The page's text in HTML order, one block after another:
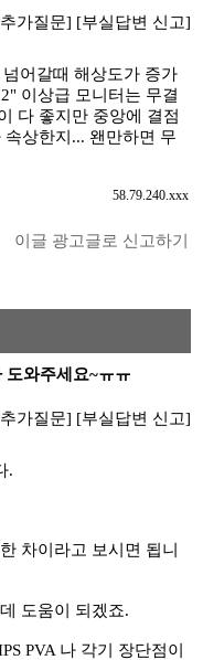
가질문] [부실답변 신고]
어갈때 해상도가 증가
이상급 모니터는 무결
다 좋지만 중앙에 결점
상한지... 왠만하면 무
58.79.240.xxx
이글 광고글로 신고하기
도와주세요~ㅠㅠ
가질문] [부실답변 신고]
.
차이라고 보시면 됩니
도움이 되겠죠.
PVA 나 각기 장단점이